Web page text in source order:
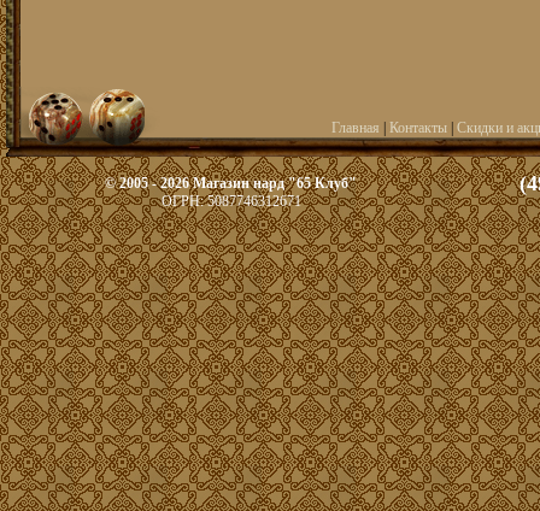
Главная Контакты Скидки и
© 2005 - 2026 Магазин нард "65 Клуб"
ОГРН: 5087746312671